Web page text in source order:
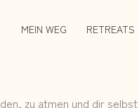
MEIN WEG RETREATS
zu atmen und dir